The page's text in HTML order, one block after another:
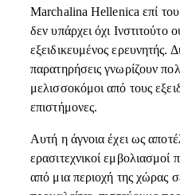
Marchalina Hellenica επί του
δεν υπάρχει όχι Ινστιτούτο
εξειδικευμένος ερευνητής.
παρατηρήσεις γνωρίζουν
μελισσοκόμοι από τους
επιστήμονες.
Αυτή η άγνοια έχει ως
ερασιτεχνικοί
από μια περιοχή της χώρας